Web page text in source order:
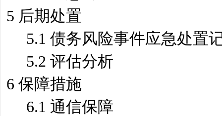
5 后期处置
5.1 债务风险事件应急处置
5.2 评估分析
6 保障措施
6.1 通信保障